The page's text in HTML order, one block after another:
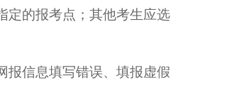
定的报考点；其他考生应选
报信息填写错误、填报虚假